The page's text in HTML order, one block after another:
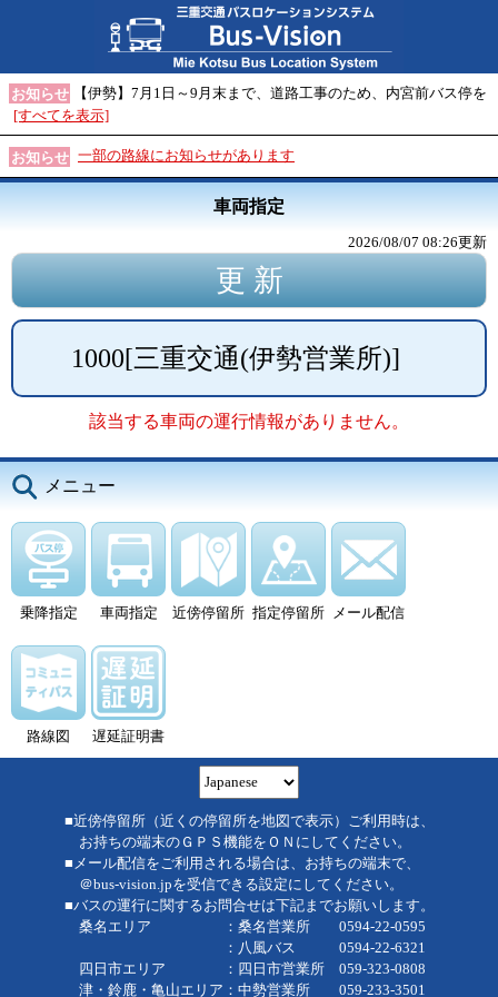
お知らせ
【伊勢】7月1日～9月末まで、道路工事のため、内宮前バス停を
[すべてを表示]
お知らせ 一部の路線にお知らせがあります
車両指定
2026/08/07 08:26更新
1000[三重交通(伊勢営業所)]
該当する車両の運行情報がありません。
メニュー
乗降指定 車両指定 近傍停留所 指定停留所 メール配信
路線図 遅延証明書
■近傍停留所（近くの停留所を地図で表示）ご利用時は、
お持ちの端末のＧＰＳ機能をＯＮにしてください。
■メール配信をご利用される場合は、お持ちの端末で、
＠bus-vision.jpを受信できる設定にしてください。
■バスの運行に関するお問合せは下記までお願いします。
桑名エリア ：桑名営業所 0594-22-0595
：八風バス 0594-22-6321
四日市エリア ：四日市営業所 059-323-0808
津・鈴鹿・亀山エリア：中勢営業所 059-233-3501